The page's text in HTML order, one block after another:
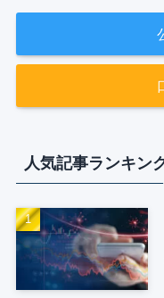
人気記事ランキン